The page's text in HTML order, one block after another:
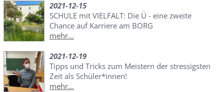
2021-12-15
SCHULE mit VIELFALT: Die Ü - eine zweite
Chance auf Karriere am BORG
mehr...
2021-12-19
Tipps und Tricks zum Meistern der stressigsten
Zeit als Schüler*innen!
mehr...